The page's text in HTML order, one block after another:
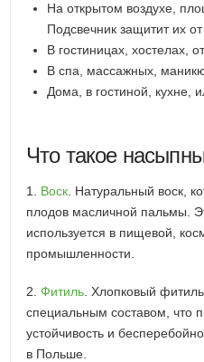
На открытом воздухе,
Подсвечник защитит их
В гостиницах, хостелах,
В спа, массажных,
Дома, в гостиной, кухне,
Что такое
1. Воск. Натуральный воск,
плодов масличной пальмы.
используется в пищевой,
промышленности.
2.Фитиль . Хлопковый
специальным составом, что
устойчивость и
в Польше.